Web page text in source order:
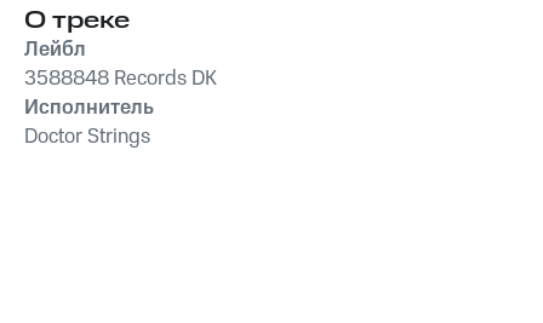
О треке
Лейбл
3588848 Records DK
Исполнитель
Doctor Strings